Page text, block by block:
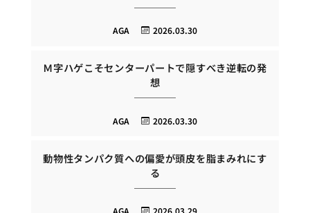
2026.03.30
AGA
Ｍ字ハゲこそセンターパートで隠すべき逆転の発
想
2026.03.30
AGA
動物性タンパク質への偏愛が頭皮を脂まみれにす
る